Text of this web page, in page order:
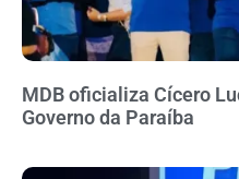
MDB oficializa Cícero
Governo da Paraíba